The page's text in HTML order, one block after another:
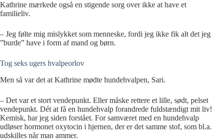
Kathrine mærkede også en stigende sorg over ikke at have et
familieliv.
– Jeg følte mig mislykket som menneske, fordi jeg ikke fik alt det jeg
”burde” have i form af mand og børn.
Tog seks ugers hvalpeorlov
Men så var det at Kathrine mødte hundehvalpen, Sari.
– Det var et stort vendepunkt. Eller måske rettere et lille, sødt, pelset
vendepunkt. Dét at få en hundehvalp forandrede fuldstændigt mit liv!
Kemisk, har jeg siden forstået. For samværet med en hundehvalp
udløser hormonet oxytocin i hjernen, der er det samme stof, som bl.a.
udskilles når man ammer.